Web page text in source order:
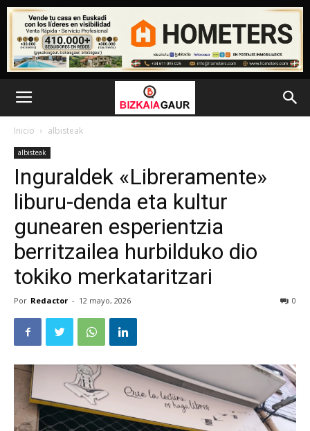
Inicio albisteak
albisteak
Inguraldek «Libreramente»
liburu-denda eta kultur
gunearen esperientzia
berritzailea hurbilduko dio
tokiko merkataritzari
Por Redactor - 12 mayo, 2026 0